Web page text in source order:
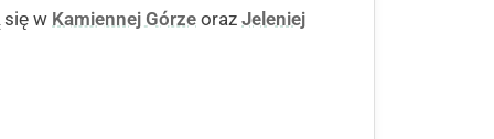
się w Kamiennej Górze oraz Jeleniej